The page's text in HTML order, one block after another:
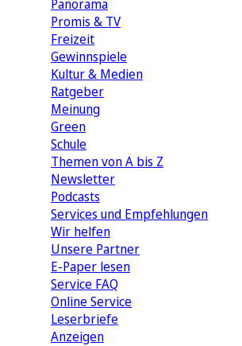
Panorama
Promis & TV
Freizeit
Gewinnspiele
Kultur & Medien
Ratgeber
Meinung
Green
Schule
Themen von A bis Z
Newsletter
Podcasts
Services und Empfehlungen
Wir helfen
Unsere Partner
E-Paper lesen
Service FAQ
Online Service
Leserbriefe
Anzeigen